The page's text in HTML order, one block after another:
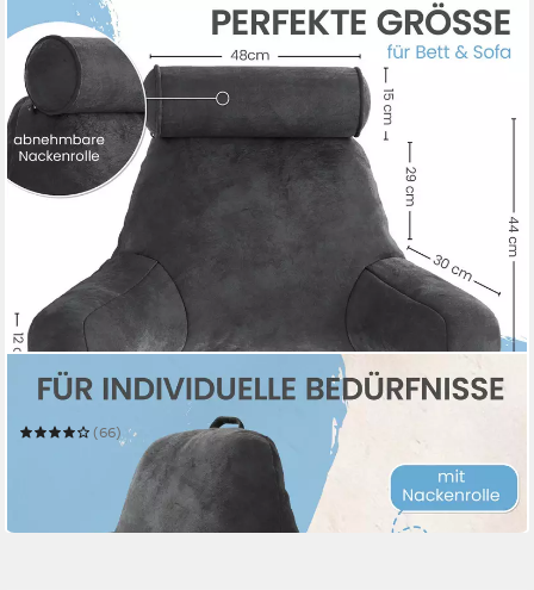
ELONEO
Rückenkissen mit Armlehnen für Bett & Sofa
(66)
69,99 €
in 2-3 Werktagen bei dir